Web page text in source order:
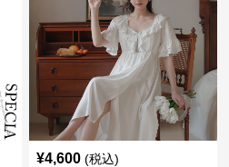
¥4,600 (税込)